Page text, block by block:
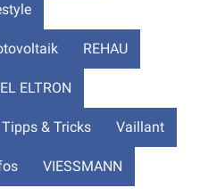
REHAU
ELTRON
Tipps & Tricks Vaillant
VIESSMANN